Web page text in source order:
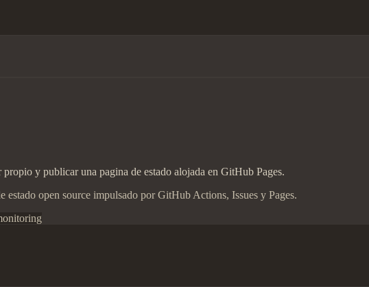
y publicar una pagina de estado alojada en GitHub Pages.
estado open source impulsado por GitHub Actions, Issues y Pages.